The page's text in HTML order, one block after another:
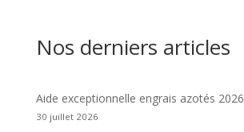
Nos derniers articles
Aide exceptionnelle engrais azotés 2026
30 juillet 2026